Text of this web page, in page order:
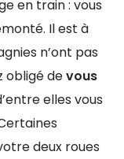
en train : vous
Il est à
n’ont pas
obligé devous
elles vous
deux roues